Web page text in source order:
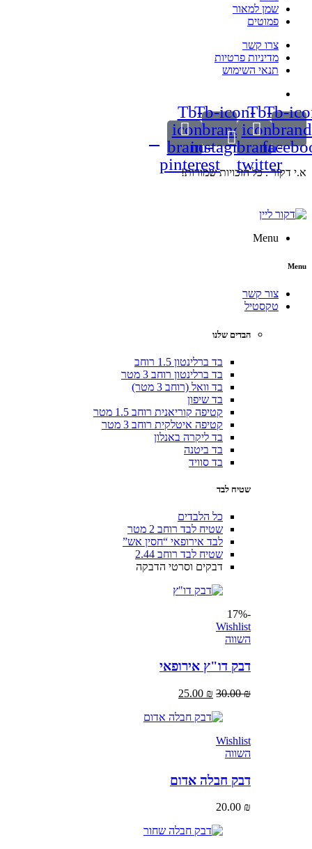
שמן למאור
פמוטים
צרו קשר
מדיניות פרטיות
תנאי השימוש
Tb-
icon-
brand-
twitter
Tb-icon-
brand-
instagram
Tb-
icon-
brand-
pinterest
. כל הזכויות שמורות!
Menu
צור קשר
טקסטיל
הבדים שלנו
בד ברלינטון 1.5 רוחב
בד ברלינטון רוחב 3 מטר
בד וואל (רוחב 3 מטר)
בד שיפון
קטיפה קוריאנית רוחב 1.5 מטר
קטיפה איטלקית רוחב 3 מטר
בד ליקרה באנלון
בד ביטנה
בד סוויד
שטיח לבד
כל הלבדים
שטיח לבד רוחב 2 מטר
לבד אירופאי “חסין אש”
שטיח לבד רוחב 2.44
דבקים וסרטי הדבקה
Wishlist
דבק דו"ץ אירופאי
30.00
25.00₪
Wishlist
דבק חבלה אדום
20.00